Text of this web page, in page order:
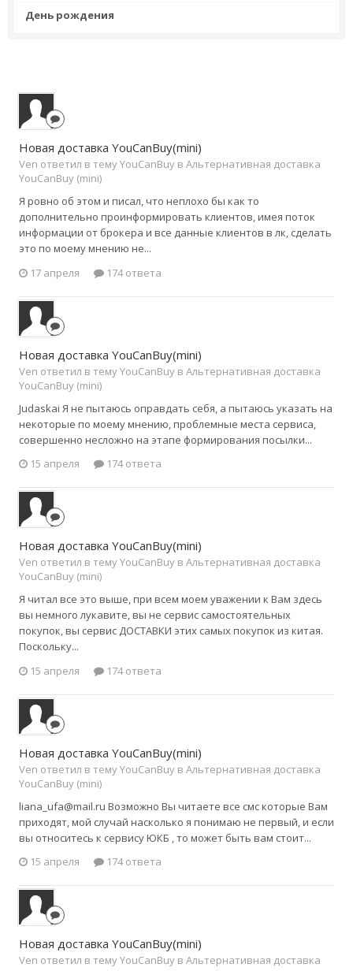
День рождения
Новая доставка YouCanBuy(mini)
Ven ответил в тему YouCanBuy в Альтернативная доставка
YouCanBuy (mini)
Я ровно об этом и писал, что неплохо бы как то
дополнительно проинформировать клиентов, имея поток
информации от брокера и все данные клиентов в лк, сделать
это по моему мнению не...
17 апреля
174 ответа
Новая доставка YouCanBuy(mini)
Ven ответил в тему YouCanBuy в Альтернативная доставка
YouCanBuy (mini)
Judaskai Я не пытаюсь оправдать себя, а пытаюсь указать на
некоторые по моему мнению, проблемные места сервиса,
совершенно несложно на этапе формирования посылки...
15 апреля
174 ответа
Новая доставка YouCanBuy(mini)
Ven ответил в тему YouCanBuy в Альтернативная доставка
YouCanBuy (mini)
Я читал все это выше, при всем моем уважении к Вам здесь
вы немного лукавите, вы не сервис самостоятельных
покупок, вы сервис ДОСТАВКИ этих самых покупок из китая.
Поскольку...
15 апреля
174 ответа
Новая доставка YouCanBuy(mini)
Ven ответил в тему YouCanBuy в Альтернативная доставка
YouCanBuy (mini)
liana_ufa@mail.ru Возможно Вы читаете все смс которые Вам
приходят, мой случай насколько я понимаю не первый, и если
вы относитесь к сервису ЮКБ , то может быть вам стоит...
15 апреля
174 ответа
Новая доставка YouCanBuy(mini)
Ven ответил в тему YouCanBuy в Альтернативная доставка